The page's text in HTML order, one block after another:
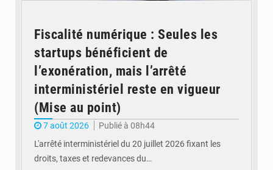
Fiscalité numérique : Seules les
startups bénéficient de
l’exonération, mais l’arrêté
interministériel reste en vigueur
(Mise au point)
7 août 2026
Publié à 08h44
L'arrêté interministériel du 20 juillet 2026 fixant les
droits, taxes et redevances du…